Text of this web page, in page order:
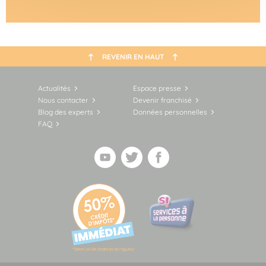
REVENIR EN HAUT
Actualités
Espace presse
Nous contacter
Devenir franchisé
Blog des experts
Données personnelles
FAQ